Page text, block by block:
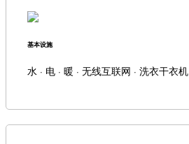
基本设施
水 · 电 · 暖 · 无线互联网 · 洗衣干衣机